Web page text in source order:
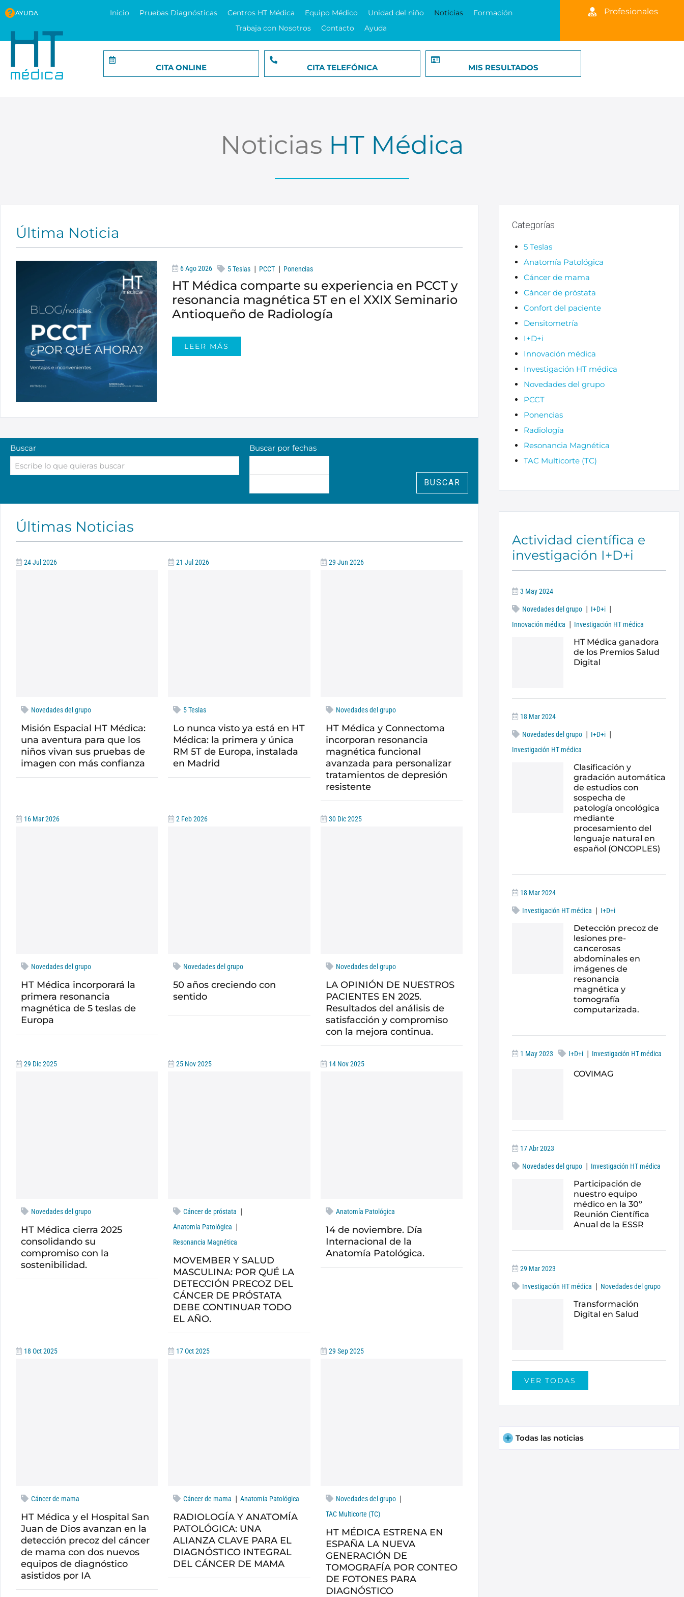
AYUDA Inicio Pruebas Diagnósticas Centros HT Médica Equipo Médico Unidad del niño Noticias
Formación
Trabaja con Nosotros
Contacto Ayuda
Profesionales
CITA ONLINE CITA TELEFÓNICA MIS RESULTADOS
Noticias HT Médica
Última Noticia
6 Ago 2026 5 Teslas | PCCT | Ponencias
HT Médica comparte su experiencia en PCCT y
resonancia magnética 5T en el XXIX Seminario
Antioqueño de Radiología
LEER MÁS
Buscar Buscar por fechas
BUSCAR
Últimas Noticias
24 Jul 2026
Novedades del grupo
Misión Espacial HT Médica:
una aventura para que los
niños vivan sus pruebas de
imagen con más confianza
21 Jul 2026
5 Teslas
Lo nunca visto ya está en HT
Médica: la primera y única
RM 5T de Europa, instalada
en Madrid
29 Jun 2026
Novedades del grupo
HT Médica y Connectoma
incorporan resonancia
magnética funcional
avanzada para personalizar
tratamientos de depresión
resistente
16 Mar 2026
Novedades del grupo
HT Médica incorporará la
primera resonancia
magnética de 5 teslas de
Europa
2 Feb 2026
Novedades del grupo
50 años creciendo con
sentido
30 Dic 2025
Novedades del grupo
LA OPINIÓN DE NUESTROS
PACIENTES EN 2025.
Resultados del análisis de
satisfacción y compromiso
con la mejora continua.
29 Dic 2025
Novedades del grupo
HT Médica cierra 2025
consolidando su
compromiso con la
sostenibilidad.
25 Nov 2025
Cáncer de próstata |
Anatomía Patológica |
Resonancia Magnética
MOVEMBER Y SALUD
MASCULINA: POR QUÉ LA
DETECCIÓN PRECOZ DEL
CÁNCER DE PRÓSTATA
DEBE CONTINUAR TODO
EL AÑO.
14 Nov 2025
Anatomía Patológica
14 de noviembre. Día
Internacional de la
Anatomía Patológica.
18 Oct 2025
Cáncer de mama
HT Médica y el Hospital San
Juan de Dios avanzan en la
detección precoz del cáncer
de mama con dos nuevos
equipos de diagnóstico
asistidos por IA
17 Oct 2025
Cáncer de mama | Anatomía Patológica
RADIOLOGÍA Y ANATOMÍA
PATOLÓGICA: UNA
ALIANZA CLAVE PARA EL
DIAGNÓSTICO INTEGRAL
DEL CÁNCER DE MAMA
29 Sep 2025
Novedades del grupo |
TAC Multicorte (TC)
HT MÉDICA ESTRENA EN
ESPAÑA LA NUEVA
GENERACIÓN DE
TOMOGRAFÍA POR CONTEO
DE FOTONES PARA
DIAGNÓSTICO
Categorías
5 Teslas
Anatomía Patológica
Cáncer de mama
Cáncer de próstata
Confort del paciente
Densitometría
I+D+i
Innovación médica
Investigación HT médica
Novedades del grupo
PCCT
Ponencias
Radiología
Resonancia Magnética
TAC Multicorte (TC)
Actividad científica e
investigación I+D+i
3 May 2024
Novedades del grupo | I+D+i |
Innovación médica | Investigación HT médica
HT Médica ganadora
de los Premios Salud
Digital
18 Mar 2024
Novedades del grupo | I+D+i |
Investigación HT médica
Clasificación y
gradación automática
de estudios con
sospecha de
patología oncológica
mediante
procesamiento del
lenguaje natural en
español (ONCOPLES)
18 Mar 2024
Investigación HT médica | I+D+i
Detección precoz de
lesiones pre-
cancerosas
abdominales en
imágenes de
resonancia
magnética y
tomografía
computarizada.
1 May 2023 I+D+i | Investigación HT médica
COVIMAG
17 Abr 2023
Novedades del grupo | Investigación HT médica
Participación de
nuestro equipo
médico en la 30º
Reunión Científica
Anual de la ESSR​
29 Mar 2023
Investigación HT médica | Novedades del grupo
Transformación
Digital en Salud
VER TODAS
Todas las noticias